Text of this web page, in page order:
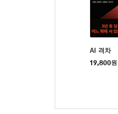
AI 격차
19,800원